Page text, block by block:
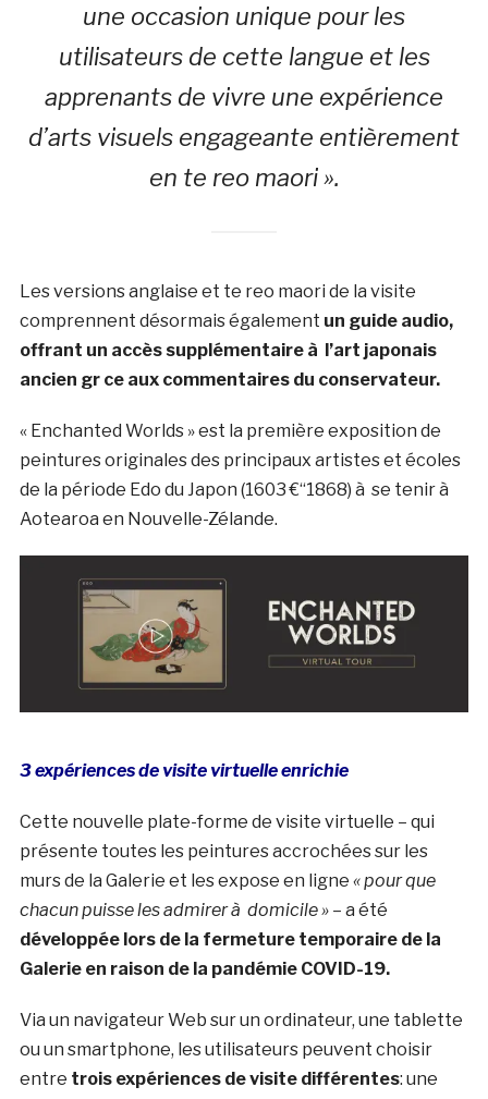
une occasion unique pour les
utilisateurs de cette langue et les
apprenants de vivre une expérience
d’arts visuels engageante entièrement
en te reo maori ».
Les versions anglaise et te reo maori de la visite
comprennent désormais également un guide audio,
offrant un accès supplémentaire à l’art japonais
ancien gr ce aux commentaires du conservateur.
« Enchanted Worlds » est la première exposition de
peintures originales des principaux artistes et écoles
de la période Edo du Japon (1603 €“1868) à se tenir à
Aotearoa en Nouvelle-Zélande.
3 expériences de visite virtuelle enrichie
Cette nouvelle plate-forme de visite virtuelle – qui
présente toutes les peintures accrochées sur les
murs de la Galerie et les expose en ligne « pour que
chacun puisse les admirer à domicile »– a été
développée lors de la fermeture temporaire de la
Galerie en raison de la pandémie COVID-19.
Via un navigateur Web sur un ordinateur, une tablette
ou un smartphone, les utilisateurs peuvent choisir
entre trois expériences de visite différentes: une